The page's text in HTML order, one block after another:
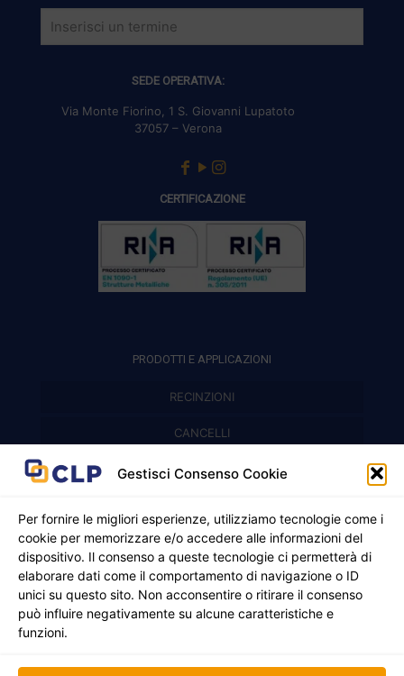
Gestisci Consenso Cookie
Per fornire le migliori esperienze, utilizziamo tecnologie come i
cookie per memorizzare e/o accedere alle informazioni del
dispositivo. Il consenso a queste tecnologie ci permetterà di
elaborare dati come il comportamento di navigazione o ID
unici su questo sito. Non acconsentire o ritirare il consenso
può influire negativamente su alcune caratteristiche e
funzioni.
SEDE OPERATIVA:
Via Monte Fiorino, 1 S. Giovanni Lupatoto
37057 – Verona
CERTIFICAZIONE
PRODOTTI E APPLICAZIONI
RECINZIONI
Recinzioni modulari
Recinzioni a pannelli
CANCELLI
Cancelli prefabbricati
Cancelli in ferro battuto
Cancelli a due ante
Cancelli scorrevoli
APPLICAZIONI
Griglie e chiusini
Inferriate
Nicchie per gas ed elettricità
© 2021 - 2026 CLP SRLS All Rights Reserved.
CF e P. IVA 05130250235 | Sede legale Via Alessandro
Credits:Creativart